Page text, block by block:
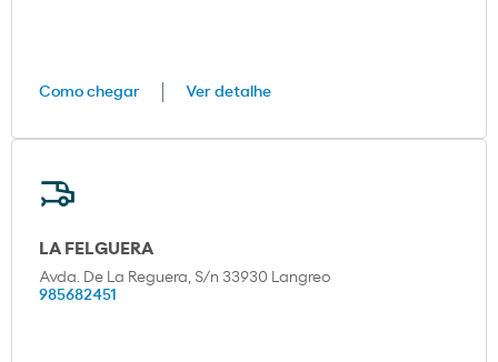
Como chegar Ver detalhe
LA FELGUERA
Avda. De La Reguera, S/n 33930 Langreo
985682451